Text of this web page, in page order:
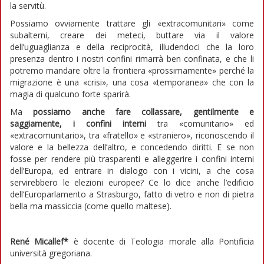
la servitù.
Possiamo ovviamente trattare gli «extracomunitari» come
subalterni, creare dei meteci, buttare via il valore
dell’uguaglianza e della reciprocità, illudendoci che la loro
presenza dentro i nostri confini rimarrà ben confinata, e che li
potremo mandare oltre la frontiera «prossimamente» perché la
migrazione è una «crisi», una cosa «temporanea» che con la
magia di qualcuno forte sparirà.
Mapossiamo anche fare collassare, gentilmente e
saggiamente, i confini internitra «comunitario» ed
«extracomunitario», tra «fratello» e «straniero», riconoscendo il
valore e la bellezza dell’altro, e concedendo diritti. E se non
fosse per rendere più trasparenti e alleggerire i confini interni
dell’Europa, ed entrare in dialogo con i vicini, a che cosa
servirebbero le elezioni europee? Ce lo dice anche l’edificio
dell’Europarlamento a Strasburgo, fatto di vetro e non di pietra
bella ma massiccia (come quello maltese).
René Micallef* è docente di Teologia morale alla Pontificia
università gregoriana.